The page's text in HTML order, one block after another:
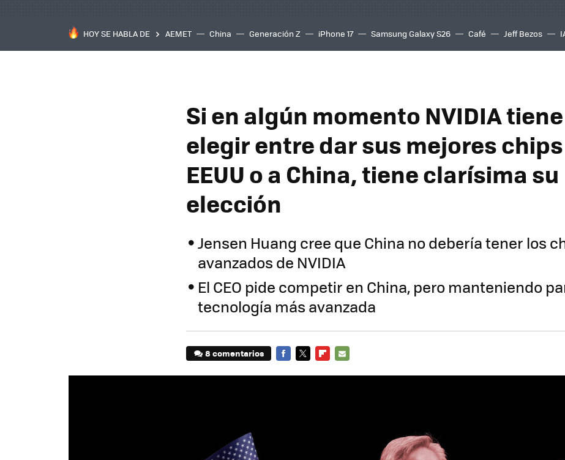
HOY SE HABLA DE AEMET China Generación Z iPhone 17 Samsung Galaxy S26 Café Jeff Bezos
Si en algún momento NVIDIA
elegir entre dar sus mejores
EEUU o a China, tiene clarísima su
elección
Jensen Huang cree que China no debería tener los
avanzados de NVIDIA
El CEO pide competir en China, pero manteniendo
tecnología más avanzada
8 comentarios